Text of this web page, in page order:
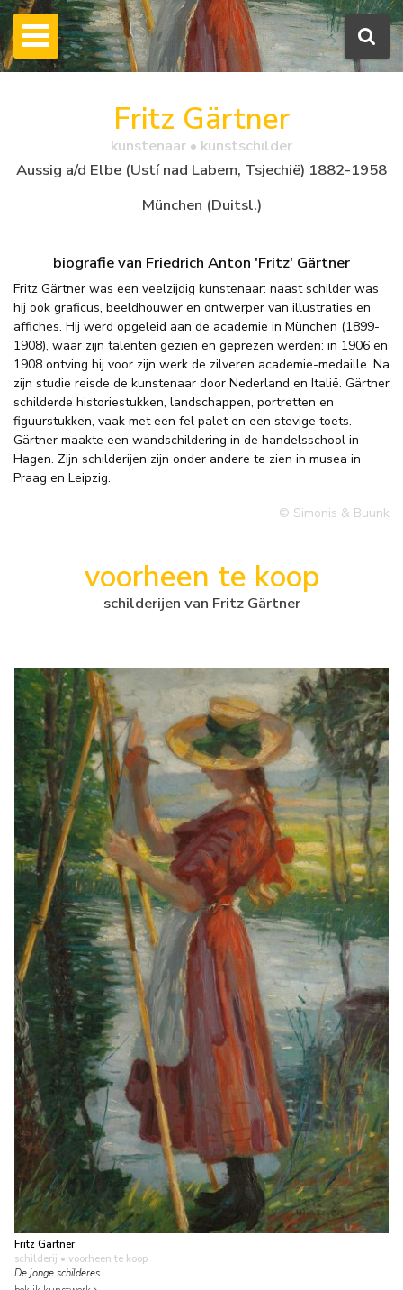
Fritz Gärtner
kunstenaar • kunstschilder
Aussig a/d Elbe (Ustí nad Labem, Tsjechië) 1882-1958
München (Duitsl.)
biografie van Friedrich Anton 'Fritz' Gärtner
Fritz Gärtner was een veelzijdig kunstenaar: naast schilder was
hij ook graficus, beeldhouwer en ontwerper van illustraties en
affiches. Hij werd opgeleid aan de academie in München (1899-
1908), waar zijn talenten gezien en geprezen werden: in 1906 en
1908 ontving hij voor zijn werk de zilveren academie-medaille. Na
zijn studie reisde de kunstenaar door Nederland en Italië. Gärtner
schilderde historiestukken, landschappen, portretten en
figuurstukken, vaak met een fel palet en een stevige toets.
Gärtner maakte een wandschildering in de handelsschool in
Hagen. Zijn schilderijen zijn onder andere te zien in musea in
Praag en Leipzig.
© Simonis & Buunk
voorheen te koop
schilderijen van Fritz Gärtner
Fritz Gärtner
schilderij • voorheen te koop
De jonge schilderes